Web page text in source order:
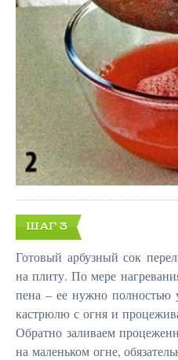
ШАГ 3
Готовый арбузный сок
на плиту. По мере
пена – ее нужно полностью
кастрюлю с огня и
Обратно заливаем
на маленьком огне,